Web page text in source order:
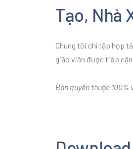
Tạo, Nhà
Chúng tôi chỉ tập hợp
giáo viên được tiếp
Bản quyền thuộc 100%